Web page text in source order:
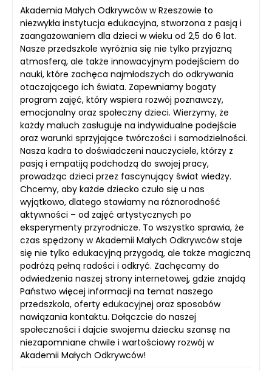
Akademia Małych Odkrywców w Rzeszowie to
niezwykła instytucja edukacyjna, stworzona z pasją i
zaangażowaniem dla dzieci w wieku od 2,5 do 6 lat.
Nasze przedszkole wyróżnia się nie tylko przyjazną
atmosferą, ale także innowacyjnym podejściem do
nauki, które zachęca najmłodszych do odkrywania
otaczającego ich świata. Zapewniamy bogaty
program zajęć, który wspiera rozwój poznawczy,
emocjonalny oraz społeczny dzieci. Wierzymy, że
każdy maluch zasługuje na indywidualne podejście
oraz warunki sprzyjające twórczości i samodzielności.
Nasza kadra to doświadczeni nauczyciele, którzy z
pasją i empatiją podchodzą do swojej pracy,
prowadząc dzieci przez fascynujący świat wiedzy.
Chcemy, aby każde dziecko czuło się u nas
wyjątkowo, dlatego stawiamy na różnorodność
aktywności – od zajęć artystycznych po
eksperymenty przyrodnicze. To wszystko sprawia, że
czas spędzony w Akademii Małych Odkrywców staje
się nie tylko edukacyjną przygodą, ale także magiczną
podróżą pełną radości i odkryć. Zachęcamy do
odwiedzenia naszej strony internetowej, gdzie znajdą
Państwo więcej informacji na temat naszego
przedszkola, oferty edukacyjnej oraz sposobów
nawiązania kontaktu. Dołączcie do naszej
społeczności i dajcie swojemu dziecku szansę na
niezapomniane chwile i wartościowy rozwój w
Akademii Małych Odkrywców!